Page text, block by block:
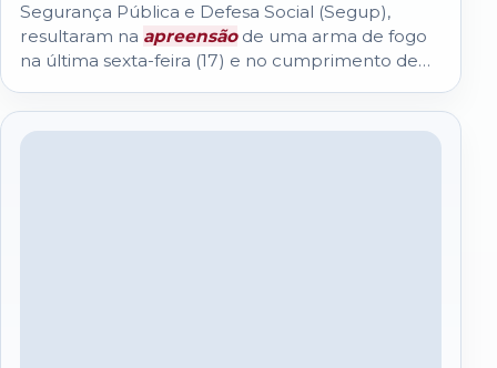
Segurança Pública e Defesa Social (Segup),
resultaram na apreensãode uma arma de fogo
na última sexta-feira (17) e no cumprimento de